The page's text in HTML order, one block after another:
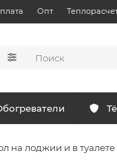
Опт
на лоджии и в туалете